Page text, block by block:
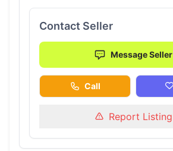
Contact Seller
Message Seller
Call
Report Listing